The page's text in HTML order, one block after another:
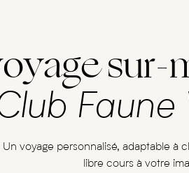
sur-
Faune
Un voyage personnalisé, adaptable à
libre cours à votre